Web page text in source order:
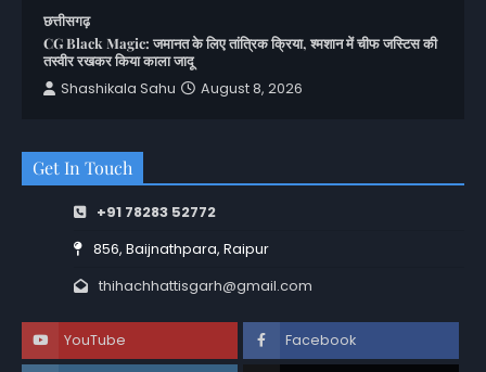
छत्तीसगढ़
CG Black Magic: जमानत के लिए तांत्रिक क्रिया, श्मशान में चीफ जस्टिस की
तस्वीर रखकर किया काला जादू
Shashikala Sahu
August 8, 2026
Get In Touch
+91 78283 52772
856, Baijnathpara, Raipur
thihachhattisgarh@gmail.com
YouTube Facebook